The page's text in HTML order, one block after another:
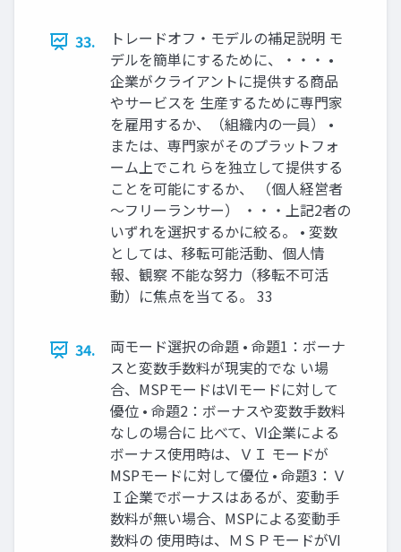
33.
トレードオフ・モデルの補足説明 モ
デルを簡単にするために、・・・ •
企業がクライアントに提供する商品
やサービスを 生産するために専門家
を雇用するか、（組織内の一員） •
または、専門家がそのプラットフォ
ーム上でこれ らを独立して提供する
ことを可能にするか、 （個人経営者
～フリーランサー） ・・・上記2者の
いずれを選択するかに絞る。 • 変数
としては、移転可能活動、個人情
報、観察 不能な努力（移転不可活
動）に焦点を当てる。 33
34.
両モード選択の命題 • 命題1：ボーナ
スと変数手数料が現実的でな い場
合、MSPモードはVIモードに対して
優位 • 命題2：ボーナスや変数手数料
なしの場合に 比べて、VI企業による
ボーナス使用時は、ＶＩ モードが
MSPモードに対して優位 • 命題3：Ｖ
Ｉ企業でボーナスはあるが、変動手
数料が無い場合、MSPによる変動手
数料の 使用時は、ＭＳＰモードがVI